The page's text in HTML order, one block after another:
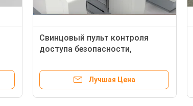
Свинцовый пульт контроля
доступа безопасности,
распознаванием лица
Лучшая Цена